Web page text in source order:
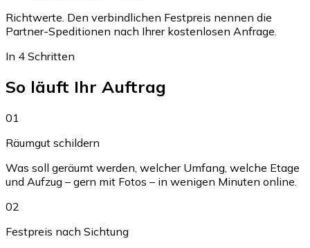
Richtwerte. Den verbindlichen Festpreis nennen die
Partner-Speditionen nach Ihrer kostenlosen Anfrage.
In 4 Schritten
So läuft Ihr Auftrag
01
Räumgut schildern
Was soll geräumt werden, welcher Umfang, welche Etage
und Aufzug – gern mit Fotos – in wenigen Minuten online.
02
Festpreis nach Sichtung